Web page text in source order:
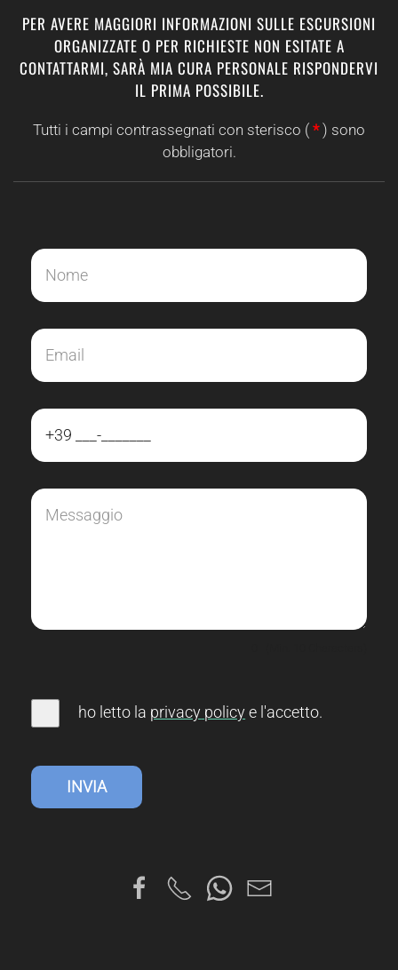
PER AVERE MAGGIORI INFORMAZIONI SULLE ESCURSIONI
ORGANIZZATE O PER RICHIESTE NON ESITATE A
CONTATTARMI, SARÀ MIA CURA PERSONALE RISPONDERVI
IL PRIMA POSSIBILE.
Tutti i campi contrassegnati con sterisco ( *) sono
obbligatori.
ho letto la privacy policye l'accetto.
INVIA